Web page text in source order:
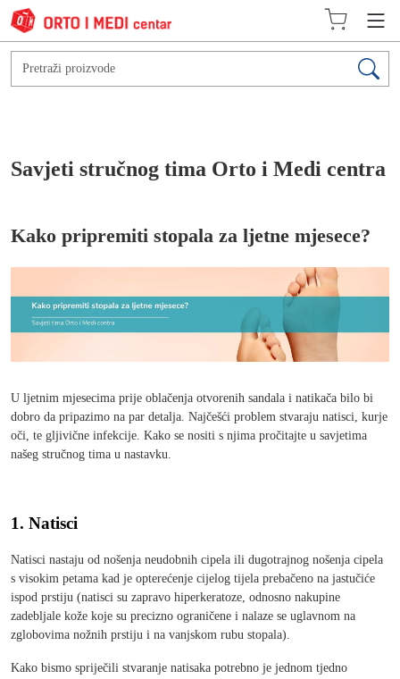
Savjeti stručnog tima Orto i Medi centra
Kako pripremiti stopala za ljetne mjesece?
U ljetnim mjesecima prije oblačenja otvorenih sandala i natikača bilo bi
dobro da pripazimo na par detalja. Najčešći problem stvaraju natisci, kurje
oči, te gljivične infekcije. Kako se nositi s njima pročitajte u savjetima
našeg stručnog tima u nastavku.
1. Natisci
Natisci nastaju od nošenja neudobnih cipela ili dugotrajnog nošenja cipela
s visokim petama kad je opterećenje cijelog tijela prebačeno na jastučiće
ispod prstiju (natisci su zapravo hiperkeratoze, odnosno nakupine
zadebljale kože koje su precizno ograničene i nalaze se uglavnom na
zglobovima nožnih prstiju i na vanjskom rubu stopala).
Kako bismo spriječili stvaranje natisaka potrebno je jednom tjedno